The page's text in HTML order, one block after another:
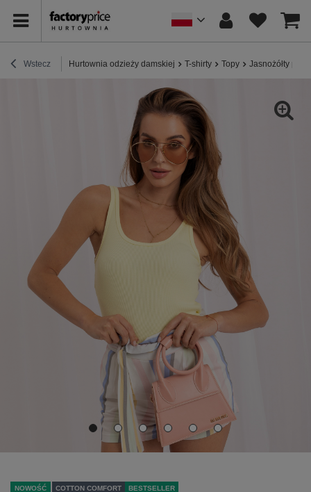
Wstecz Hurtownia odzieży damskiej T-shirty Topy Jasnożółty
NOWOŚĆ COTTON COMFORT BESTSELLER